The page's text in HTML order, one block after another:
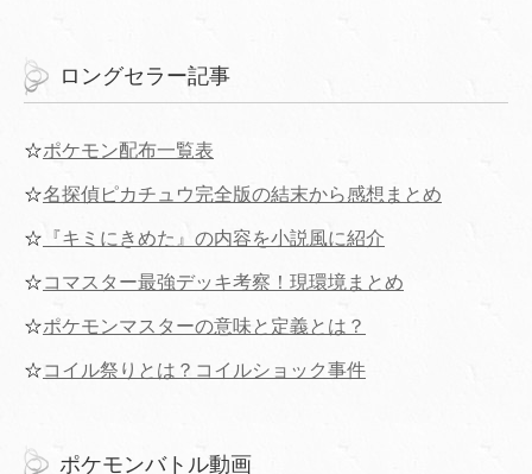
ロングセラー記事
☆ポケモン配布一覧表
☆名探偵ピカチュウ完全版の結末から感想まとめ
☆ 『キミにきめた』の内容を小説風に紹介
☆コマスター最強デッキ考察！現環境まとめ
☆ポケモンマスターの意味と定義とは？
☆コイル祭りとは？コイルショック事件
ポケモンバトル動画